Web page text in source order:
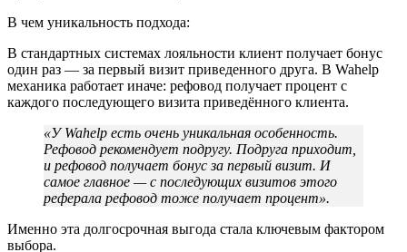
В чем уникальность подхода:
В стандартных системах лояльности клиент получает бонус
один раз — за первый визит приведенного друга. В Wahelp
механика работает иначе: рефовод получает процент с
каждого последующего визита приведённого клиента.
«У Wahelp есть очень уникальная особенность.
Рефовод рекомендует подругу. Подруга приходит,
и рефовод получает бонус за первый визит. И
самое главное — с последующих визитов этого
реферала рефовод тоже получает процент».
Именно эта долгосрочная выгода стала ключевым фактором
выбора.